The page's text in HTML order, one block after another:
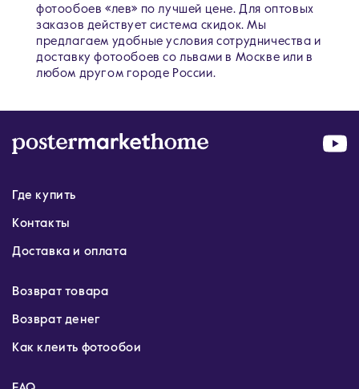
фотообоев «лев» по лучшей цене. Для оптовых
заказов действует система скидок. Мы
предлагаем удобные условия сотрудничества и
доставку фотообоев со львами в Москве или в
любом другом городе России.
Где купить
Контакты
Доставка и оплата
Возврат товара
Возврат денег
Как клеить фотообои